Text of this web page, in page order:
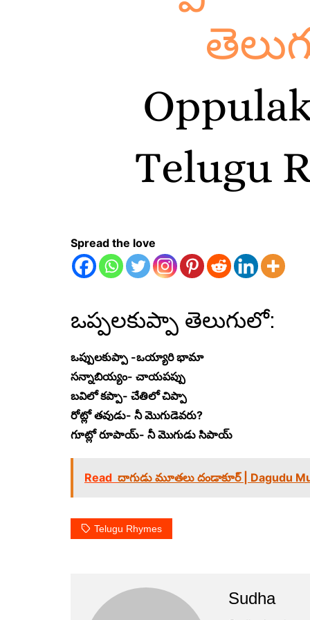
Spread the love
ఒప్పలకుప్పా తెలుగులో:
ఒప్పులకుప్పా -ఒయ్యారి భామా
సన్నాబియ్యం- చాయపప్పు
బవిలో కప్పా- చేతిలో చిప్పా
రోట్లో తవుడు- నీ మొగుడెవరు?
గూట్లో రూపాయ్- నీ మొగుడు సిపాయ్
Read దాగుడు మూతలు దండాకూర్ | Dagudu
Telugu Rhymes
Sudha